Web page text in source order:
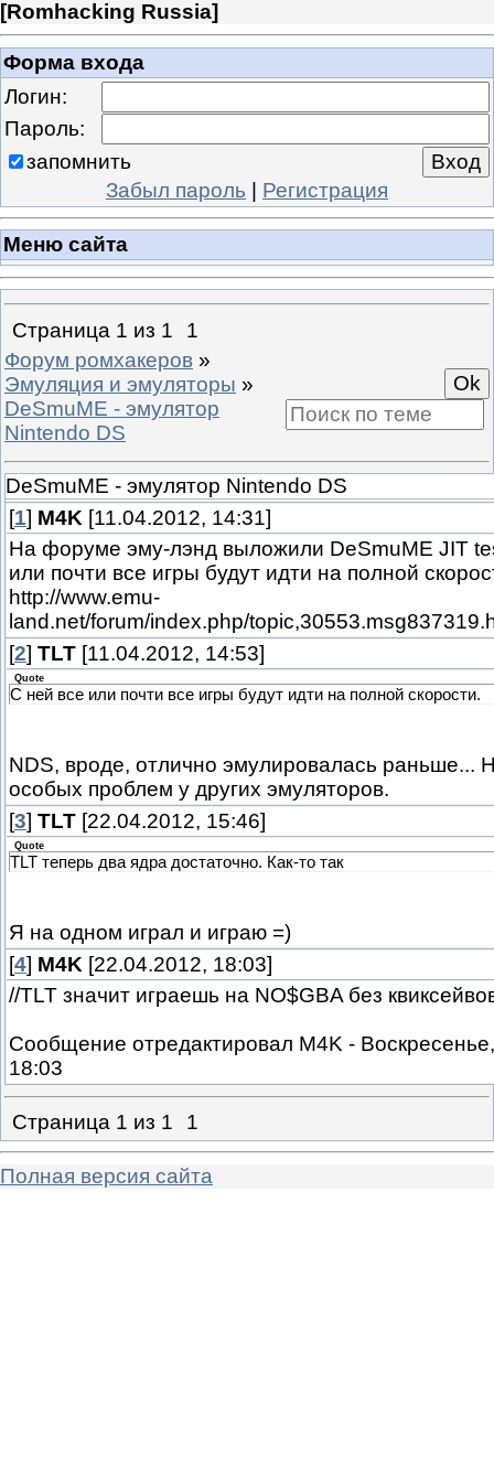
[Romhacking Russia]
Форма входа
Логин:
Пароль:
запомнить
Забыл пароль | Регистрация
Меню сайта
Страница 1 из 1
1
Форум ромхакеров »
Эмуляция и эмуляторы »
DeSmuME - эмулятор
Nintendo DS
DeSmuME - эмулятор Nintendo DS
[1] M4K [11.04.2012, 14:31]
На форуме эму-лэнд выложили DeSmuME JIT
или почти все игры будут идти на полной
http://www.emu-
land.net/forum/index.php/
[2] TLT [11.04.2012, 14:53]
Quote
С ней все или почти все игры будут идти на полной скорости.
NDS, вроде, отлично эмулировалась раньше...
особых проблем у других эмуляторов.
[3] TLT [22.04.2012, 15:46]
Quote
TLT теперь два ядра достаточно. Как-то так
Я на одном играл и играю =)
[4] M4K [22.04.2012, 18:03]
//TLT значит играешь на NO$GBA без
Сообщение отредактировал M4K -
18:03
Страница 1 из 1 1
Полная версия сайта